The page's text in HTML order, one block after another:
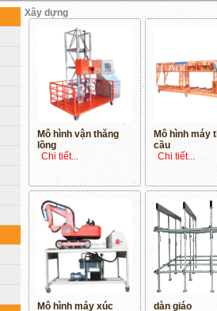
Xây dựng
Mô hình vận thăng
lồng
Chi tiết...
Mô hình máy
cầu
Chi tiết...
Mô hình máy xúc
dàn giáo